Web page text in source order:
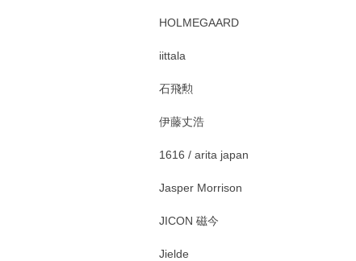
HOLMEGAARD
iittala
石飛勲
伊藤丈浩
1616 / arita japan
Jasper Morrison
JICON 磁今
Jielde